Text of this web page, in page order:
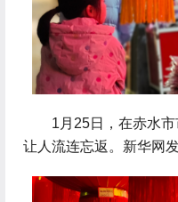
1月25日，在赤水市
让人流连忘返。新华网